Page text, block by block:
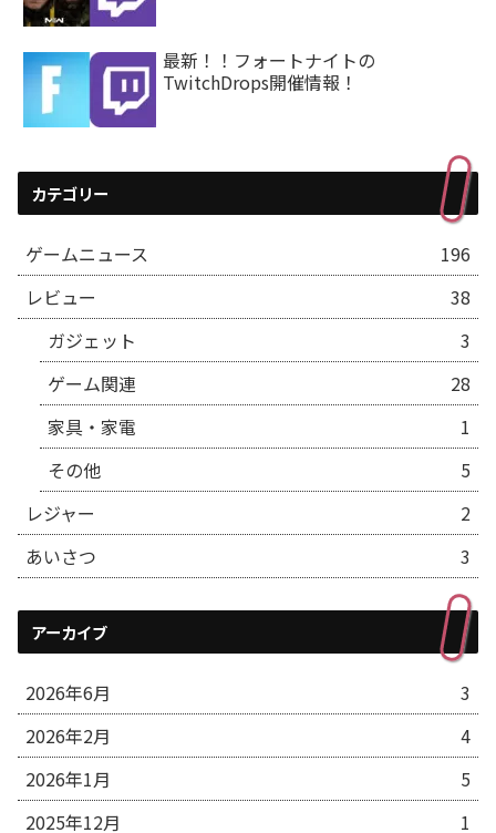
最新！！フォートナイトの
TwitchDrops開催情報！
カテゴリー
ゲームニュース
196
レビュー
38
ガジェット
3
ゲーム関連
28
家具・家電
1
その他
5
レジャー
2
あいさつ
3
アーカイブ
2026年6月
3
2026年2月
4
2026年1月
5
2025年12月
1